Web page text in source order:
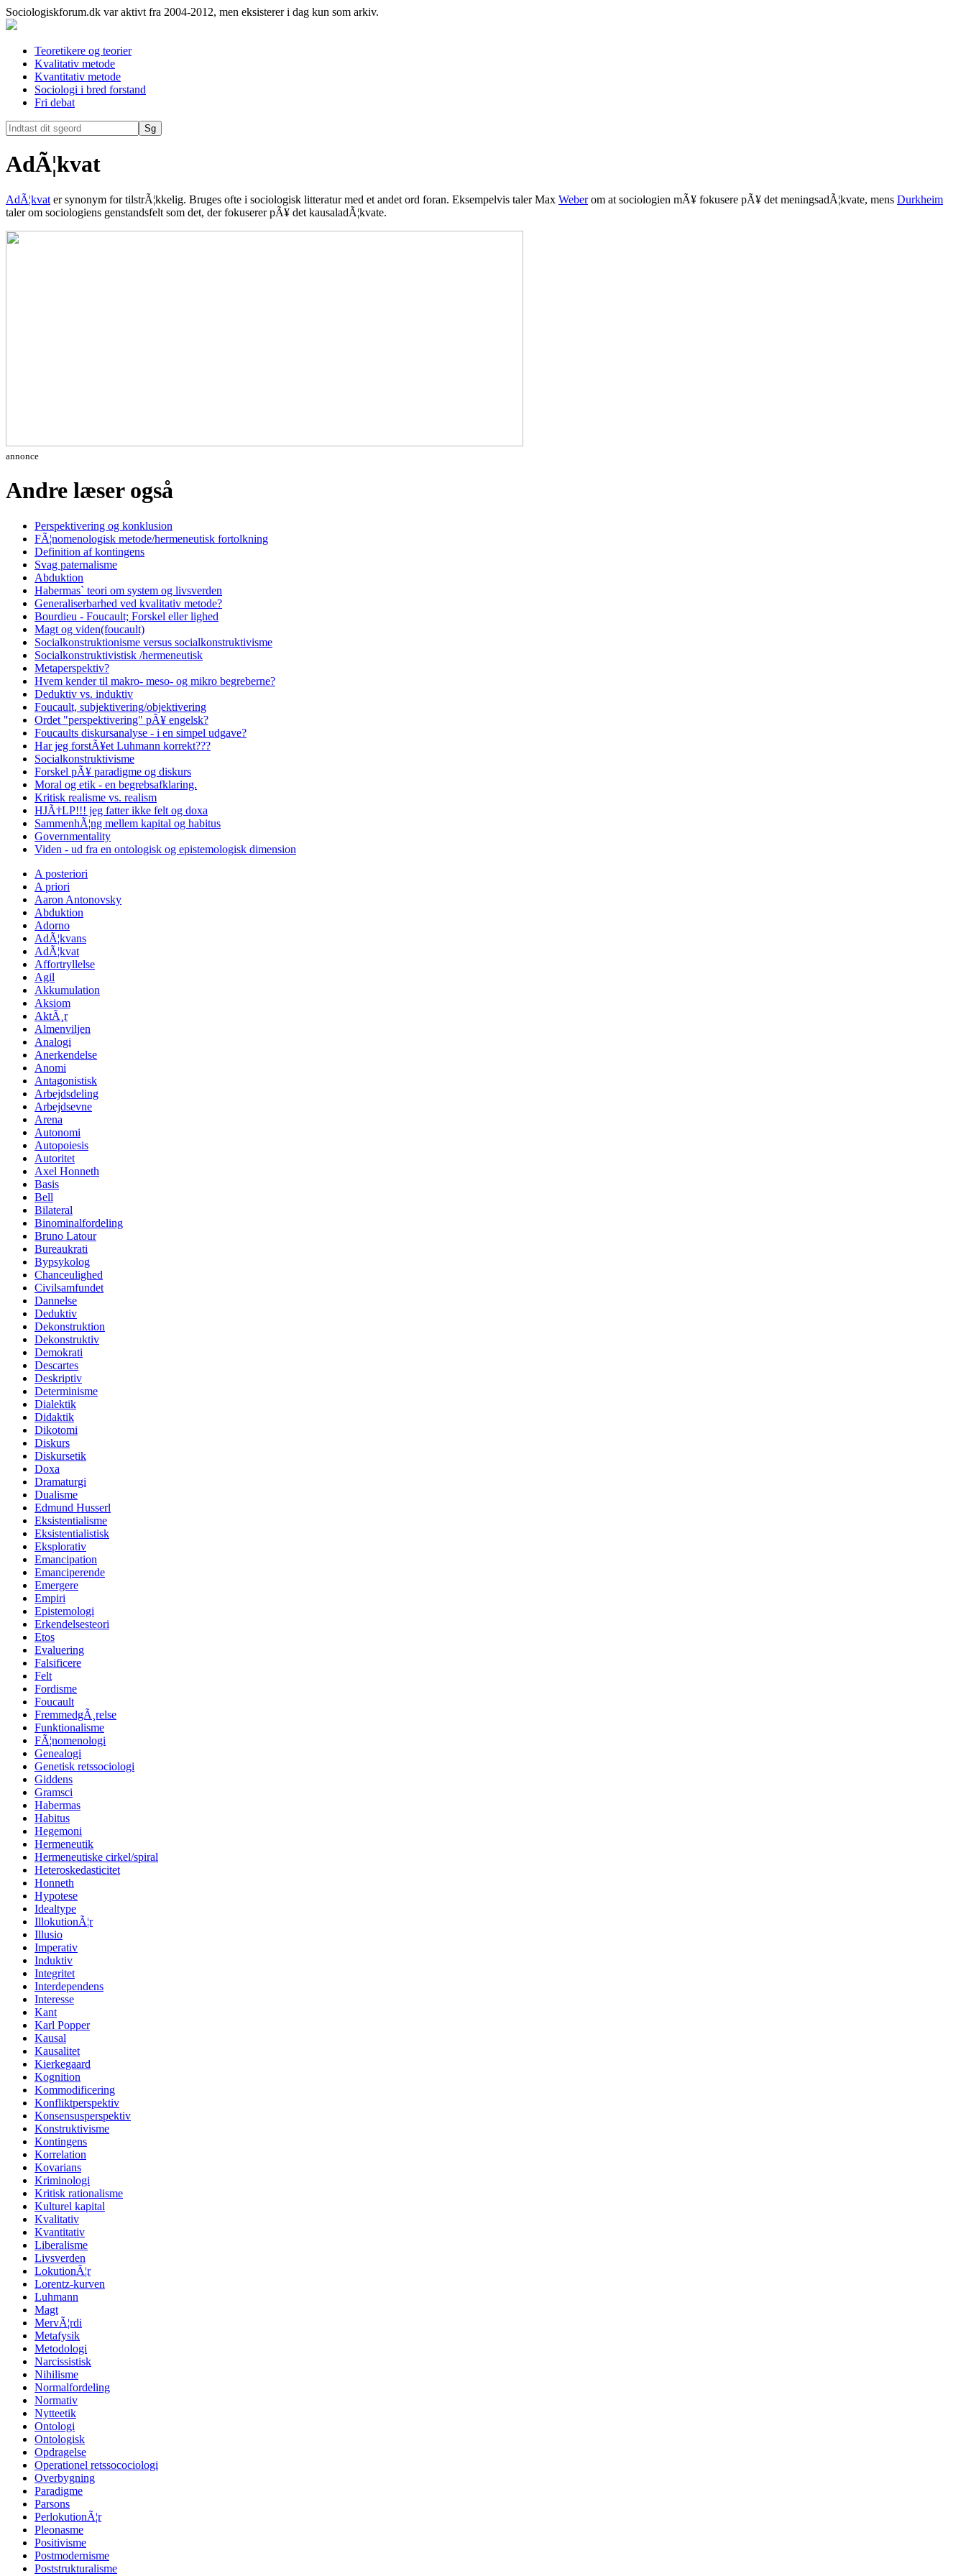
Sociologiskforum.dk var aktivt fra 2004-2012, men eksisterer i dag kun som arkiv.
Teoretikere og teorier
Kvalitativ metode
Kvantitativ metode
Sociologi i bred forstand
Fri debat
AdÃ¦kvat
AdÃ¦kvat er synonym for tilstrÃ¦kkelig. Bruges ofte i sociologisk litteratur med et andet ord foran. Eksempelvis taler Max Weberom at sociologien mÃ¥ fokusere pÃ¥ det meningsadÃ¦kvate, mens Durkheim
taler om sociologiens genstandsfelt som det, der fokuserer pÃ¥ det kausaladÃ¦kvate.
annonce
Andre læser også
Perspektivering og konklusion
FÃ¦nomenologisk metode/hermeneutisk fortolkning
Definition af kontingens
Svag paternalisme
Abduktion
Habermas` teori om system og livsverden
Generaliserbarhed ved kvalitativ metode?
Bourdieu - Foucault; Forskel eller lighed
Magt og viden(foucault)
Socialkonstruktionisme versus socialkonstruktivisme
Socialkonstruktivistisk /hermeneutisk
Metaperspektiv?
Hvem kender til makro- meso- og mikro begreberne?
Deduktiv vs. induktiv
Foucault, subjektivering/objektivering
Ordet "perspektivering" pÃ¥ engelsk?
Foucaults diskursanalyse - i en simpel udgave?
Har jeg forstÃ¥et Luhmann korrekt???
Socialkonstruktivisme
Forskel pÃ¥ paradigme og diskurs
Moral og etik - en begrebsafklaring.
Kritisk realisme vs. realism
HJÃ†LP!!! jeg fatter ikke felt og doxa
SammenhÃ¦ng mellem kapital og habitus
Governmentality
Viden - ud fra en ontologisk og epistemologisk dimension
A posteriori
A priori
Aaron Antonovsky
Abduktion
Adorno
AdÃ¦kvans
AdÃ¦kvat
Affortryllelse
Agil
Akkumulation
Aksiom
AktÃ¸r
Almenviljen
Analogi
Anerkendelse
Anomi
Antagonistisk
Arbejdsdeling
Arbejdsevne
Arena
Autonomi
Autopoiesis
Autoritet
Axel Honneth
Basis
Bell
Bilateral
Binominalfordeling
Bruno Latour
Bureaukrati
Bypsykolog
Chanceulighed
Civilsamfundet
Dannelse
Deduktiv
Dekonstruktion
Dekonstruktiv
Demokrati
Descartes
Deskriptiv
Determinisme
Dialektik
Didaktik
Dikotomi
Diskurs
Diskursetik
Doxa
Dramaturgi
Dualisme
Edmund Husserl
Eksistentialisme
Eksistentialistisk
Eksplorativ
Emancipation
Emanciperende
Emergere
Empiri
Epistemologi
Erkendelsesteori
Etos
Evaluering
Falsificere
Felt
Fordisme
Foucault
FremmedgÃ¸relse
Funktionalisme
FÃ¦nomenologi
Genealogi
Genetisk retssociologi
Giddens
Gramsci
Habermas
Habitus
Hegemoni
Hermeneutik
Hermeneutiske cirkel/spiral
Heteroskedasticitet
Honneth
Hypotese
Idealtype
IllokutionÃ¦r
Illusio
Imperativ
Induktiv
Integritet
Interdependens
Interesse
Kant
Karl Popper
Kausal
Kausalitet
Kierkegaard
Kognition
Kommodificering
Konfliktperspektiv
Konsensusperspektiv
Konstruktivisme
Kontingens
Korrelation
Kovarians
Kriminologi
Kritisk rationalisme
Kulturel kapital
Kvalitativ
Kvantitativ
Liberalisme
Livsverden
LokutionÃ¦r
Lorentz-kurven
Luhmann
Magt
MervÃ¦rdi
Metafysik
Metodologi
Narcissistisk
Nihilisme
Normalfordeling
Normativ
Nytteetik
Ontologi
Ontologisk
Opdragelse
Operationel retssocociologi
Overbygning
Paradigme
Parsons
PerlokutionÃ¦r
Pleonasme
Positivisme
Postmodernisme
Poststrukturalisme